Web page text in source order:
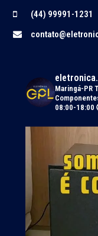
(44) 99991-1231
Maringá-PR
08:00-18:00